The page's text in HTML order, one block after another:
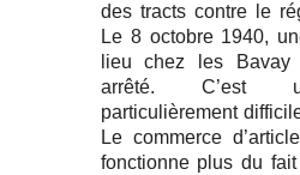
des tracts contre le
Le 8 octobre 1940,
lieu chez les
arrêté. C’est
particulièrement
Le commerce
fonctionne plus du